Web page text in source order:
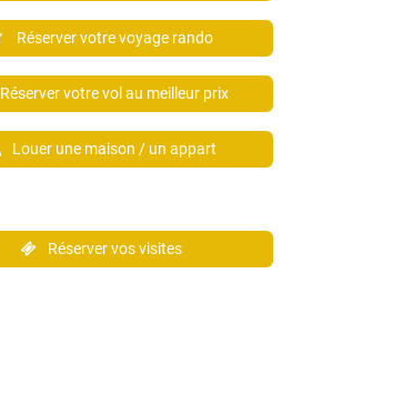
Réserver votre voyage rando
Réserver votre vol au meilleur prix
Louer une maison / un appart
Réserver vos visites